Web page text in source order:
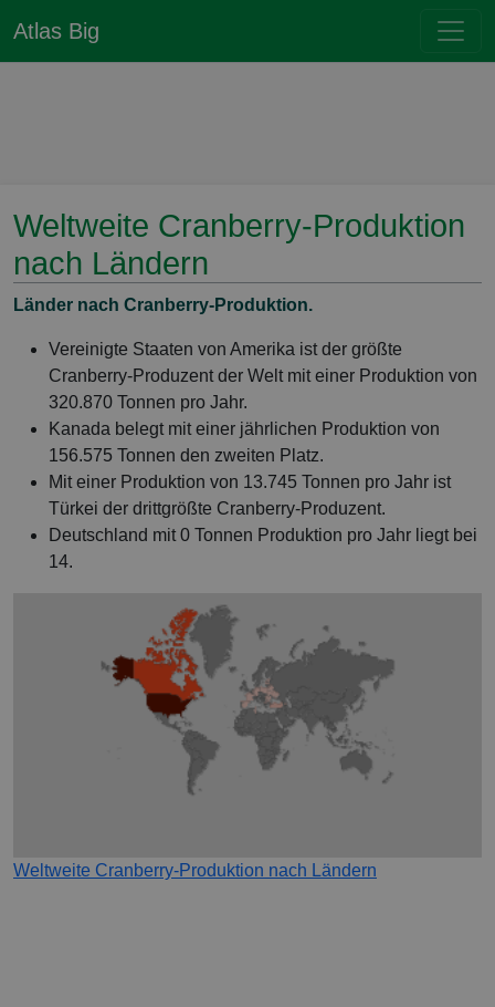
Atlas Big
Weltweite Cranberry-Produktion
nach Ländern
Länder nach Cranberry-Produktion.
Vereinigte Staaten von Amerika ist der größte
Cranberry-Produzent der Welt mit einer Produktion von
320.870 Tonnen pro Jahr.
Kanada belegt mit einer jährlichen Produktion von
156.575 Tonnen den zweiten Platz.
Mit einer Produktion von 13.745 Tonnen pro Jahr ist
Türkei der drittgrößte Cranberry-Produzent.
Deutschland mit 0 Tonnen Produktion pro Jahr liegt bei
14.
Weltweite Cranberry-Produktion nach Ländern